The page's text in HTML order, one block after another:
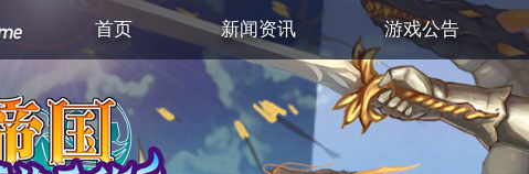
首页 新闻资讯 游戏公告